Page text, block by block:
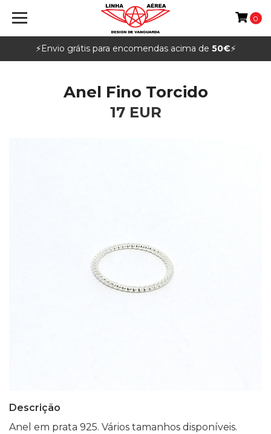
⚡️Envio grátis para encomendas acima de 50€⚡️
0
Anel Fino Torcido
17 EUR
Descrição
Anel em prata 925. Vários tamanhos disponíveis.